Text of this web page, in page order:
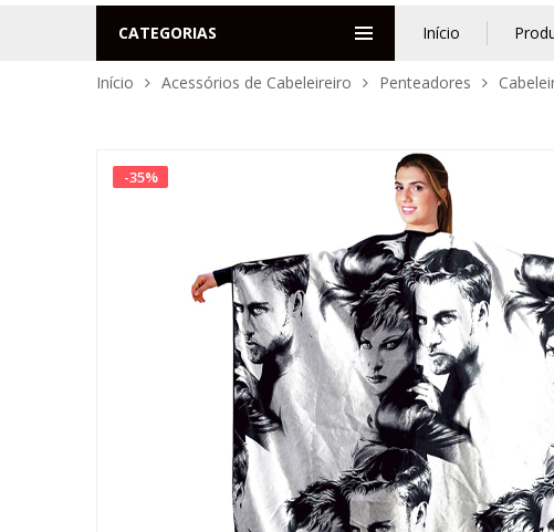
CATEGORIAS Início
Início Acessórios de Cabeleireiro Penteadores
-35%